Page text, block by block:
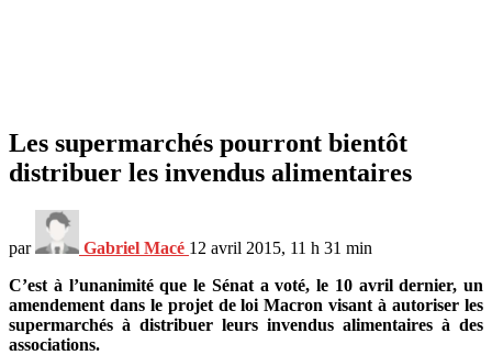
Les supermarchés pourront bientôt
distribuer les invendus alimentaires
par Gabriel Macé 12 avril 2015, 11 h 31 min
C’est à l’unanimité que le Sénat a voté, le 10 avril dernier, un
amendement dans le projet de loi Macron visant à autoriser les
supermarchés à distribuer leurs invendus alimentaires à des
associations.